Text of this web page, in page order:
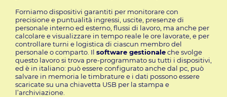
Forniamo dispositivi garantiti per monitorare con
precisione e puntualità ingressi, uscite, presenze di
personale interno ed esterno, flussi di lavoro, ma anche per
calcolare e visualizzare in tempo reale le ore lavorate, e per
controllare turni e logistica di ciascun membro del
personale o comparto. Il software gestionaleche svolge
questo lavoro si trova pre-programmato su tutti i dispositivi,
ed è in italiano: può essere configurato anche dal pc, può
salvare in memoria le timbrature e i dati possono essere
scaricate su una chiavetta USB per la stampa e
l’archiviazione.